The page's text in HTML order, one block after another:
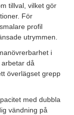
tillval, vilket gör
För
profil
utrymmen.
i
då
överlägset grepp
med dubbla
vändning på